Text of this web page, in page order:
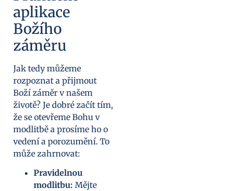
aplikace
Božího
záměru
Jak tedy můžeme
rozpoznat a přijmout
Boží záměr v našem
životě? Je dobré začít tím,
že se otevřeme Bohu v
modlitbě a prosíme ho o
vedení a porozumění. To
může zahrnovat:
Pravidelnou
modlitbu: Mějte